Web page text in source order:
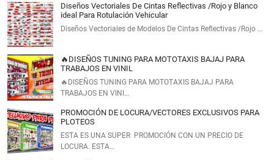
Diseños Vectoriales De Cintas Reflectivas /Rojo y Blanco
ideal Para Rotulación Vehicular
Diseños Vectoriales de Modelos De Cintas Reflectivas /Rojo …
🔥DISEÑOS TUNING PARA MOTOTAXIS BAJAJ PARA
TRABAJOS EN VINIL
🔥DISEÑOS TUNING PARA MOTOTAXIS BAJAJ PARA
TRABAJOS EN VINI…
PROMOCIÓN DE LOCURA/VECTORES EXCLUSIVOS PARA
PLOTEOS
ESTA ES UNA SUPER PROMOCIÓN CON UN PRECIO DE
LOCURA. ESTA…